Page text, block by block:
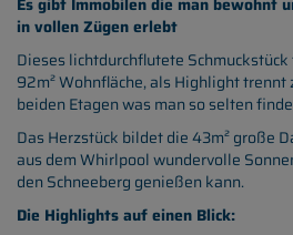
Es gibt Immobilen die man bewohnt
in vollen Zügen erlebt
Dieses lichtdurchflutete
92m² Wohnfläche, als Highlight trennt
beiden Etagen was man so selten
Das Herzstück bildet die 43m² große
aus dem Whirlpool wundervolle
den Schneeberg genießen kann.
Die Highlights auf einen Blick: